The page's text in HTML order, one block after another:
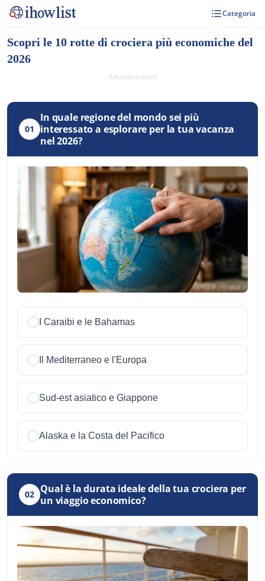
Categoria
Scopri le 10 rotte di crociera più economiche del
2026
Advertisement
01
In quale regione del mondo sei più
interessato a esplorare per la tua vacanza
nel 2026?
I Caraibi e le Bahamas
Il Mediterraneo e l'Europa
Sud-est asiatico e Giappone
Alaska e la Costa del Pacifico
02 Qual è la durata ideale della tua crociera per
un viaggio economico?